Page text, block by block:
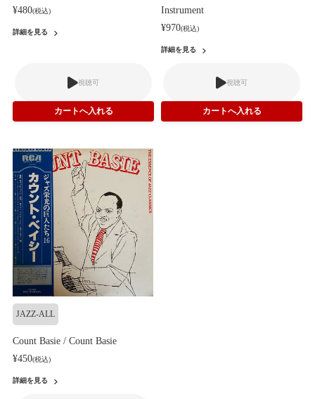
¥480(税込)
詳細を見る
視聴可
Instrument
¥970(税込)
詳細を見る
視聴可
JAZZ-ALL
Count Basie / Count Basie
¥450(税込)
詳細を見る